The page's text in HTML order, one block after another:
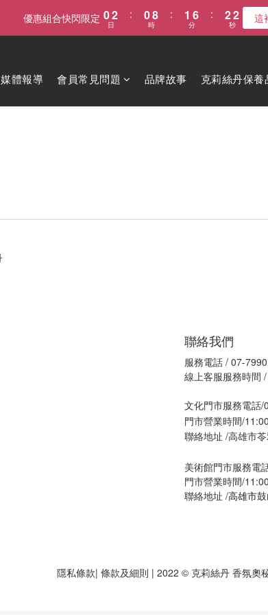
優惠組合快閃限定 02
1
日
:
08
7
4
2
時
:
1
0
6
5
0
分
:
2
1
1
0
秒 這
媒體報導 會員常見問題 品牌故事 克莉絲丹保養
聯絡我們
服務電話 / 07-
線上客服服務時間
文化門市服務電話
門市營業時間/
聯絡地址 /高雄市
美術館門市服務電
門市營業時間/
聯絡地址 /高雄市
隱私條款| 條款及細則 | 2022 © 克莉絲丹 香氛奧